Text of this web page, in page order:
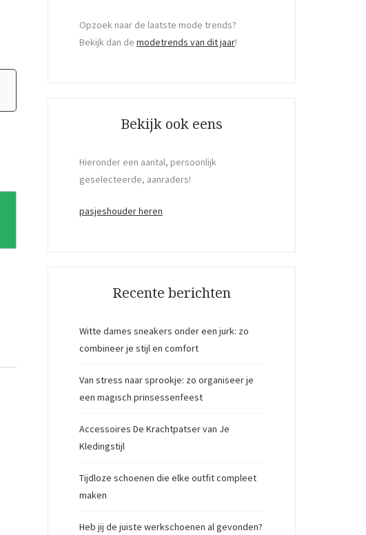
Opzoek naar de laatste mode trends?
Bekijk dan de modetrends van dit jaar!
Bekijk ook eens
Hieronder een aantal, persoonlijk
geselecteerde, aanraders!
pasjeshouder heren
Recente berichten
Witte dames sneakers onder een jurk: zo
combineer je stijl en comfort
Van stress naar sprookje: zo organiseer je
een magisch prinsessenfeest
Accessoires De Krachtpatser van Je
Kledingstijl
Tijdloze schoenen die elke outfit compleet
maken
Heb jij de juiste werkschoenen al gevonden?